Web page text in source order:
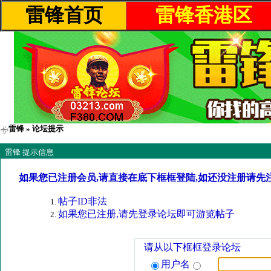
雷锋首页 雷锋香港区
雷锋 » 论坛提示
雷锋 提示信息
如果您已注册会员,请直接在底下框框登陆,如还没注册请先
帖子ID非法
如果您已注册,请先登录论坛即可游览帖子
请从以下框框登录论坛
用户名